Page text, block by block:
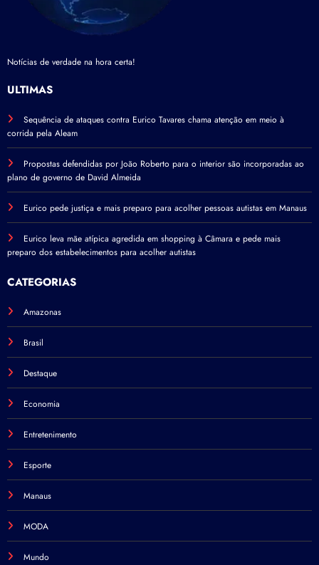
Notícias de verdade na hora certa!
ÚLTIMAS
Sequência de ataques contra Eurico Tavares chama atenção em meio à
corrida pela Aleam
Propostas defendidas por João Roberto para o interior são incorporadas ao
plano de governo de David Almeida
Eurico pede justiça e mais preparo para acolher pessoas autistas em Manaus
Eurico leva mãe atípica agredida em shopping à Câmara e pede mais
preparo dos estabelecimentos para acolher autistas
CATEGORIAS
Amazonas
Brasil
Destaque
Economia
Entretenimento
Esporte
Manaus
MODA
Mundo